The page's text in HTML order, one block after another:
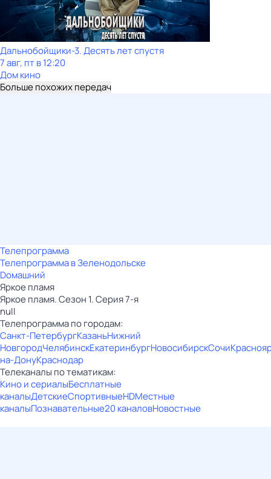
Дальнобойщики-3. Десять лет спустя
7 авг, пт в 12:20
Дом кино
Больше похожих передач
Телепрограмма
Телепрограмма в Зеленодольске
Dомашний
Яркое пламя
Яркое пламя. Сезон 1. Серия 7-я
null
Телепрограмма по городам:
Санкт-ПетербургКазаньНижний
НовгородЧелябинскЕкатеринбургНовосибирскСочи
на-ДонуКраснодар
Телеканалы по тематикам:
Кино и сериалыБесплатные
каналыДетскиеСпортивныеHDМестные
каналыПознавательные20 каналовНовостные